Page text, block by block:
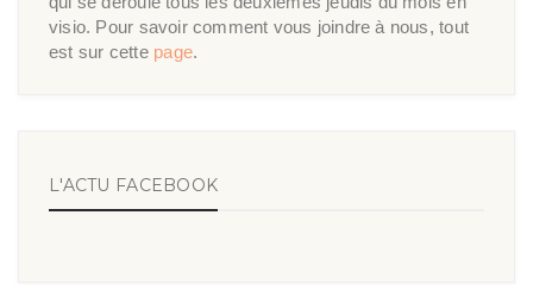
visio. Pour savoir comment vous joindre à nous, tout
est sur cette page.
L'ACTU FACEBOOK